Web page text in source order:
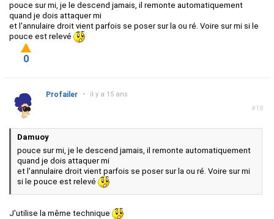
pouce sur mi, je le descend jamais, il remonte automatiquement
quand je dois attaquer mi
et l'annulaire droit vient parfois se poser sur la ou ré. Voire sur mi si le
pouce est relevé
0
#18
Profailer • il y a 15 ans
Damuoy
pouce sur mi, je le descend jamais, il remonte automatiquement
quand je dois attaquer mi
et l'annulaire droit vient parfois se poser sur la ou ré. Voire sur mi
si le pouce est relevé
J'utilise la même technique